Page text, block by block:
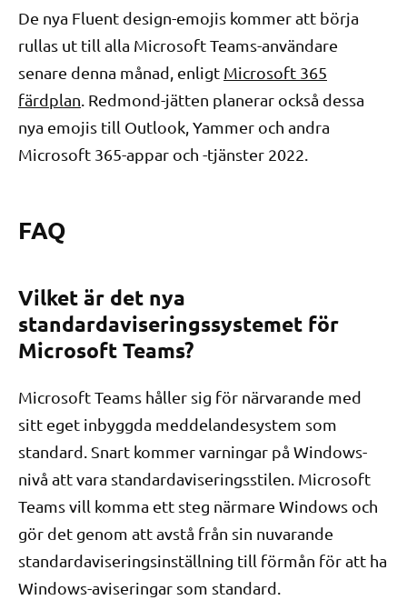
De nya Fluent design-emojis kommer att börja
rullas ut till alla Microsoft Teams-användare
senare denna månad, enligt Microsoft 365
färdplan . Redmond-jätten planerar också dessa
nya emojis till Outlook, Yammer och andra
Microsoft 365-appar och -tjänster 2022.
FAQ
Vilket är det nya
standardaviseringssystemet för
Microsoft Teams?
Microsoft Teams håller sig för närvarande med
sitt eget inbyggda meddelandesystem som
standard. Snart kommer varningar på Windows-
nivå att vara standardaviseringsstilen. Microsoft
Teams vill komma ett steg närmare Windows och
gör det genom att avstå från sin nuvarande
standardaviseringsinställning till förmån för att ha
Windows-aviseringar som standard.